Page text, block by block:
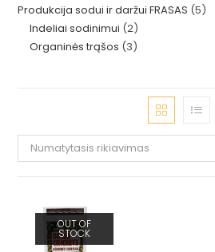
produktai
Produkcija sodui ir daržui FRASAS 55
Indeliai sodinimui 22
produktai
Organinės trąšos 33
Numatytasis rikiavimas
OUT OF
STOCK